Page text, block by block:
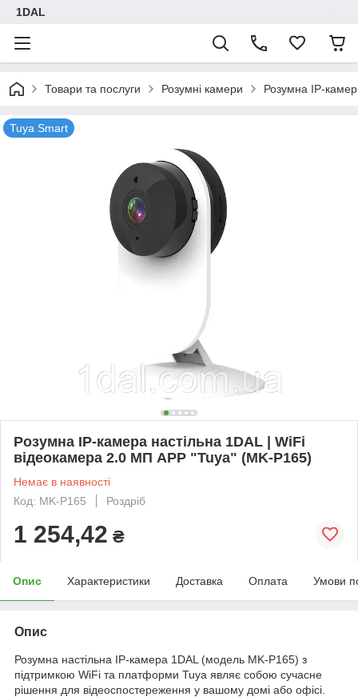
1DAL
Товари та послуги Розумні камери Розумна IP-
Tuya Smart
Розумна IP-камера настільна 1DAL | WiFi
відеокамера 2.0 МП APP "Tuya" (MK-P165)
Немає в наявності
Код: MK-P165
Роздріб
1 254,42 ₴
Опис Характеристики Доставка Оплата Умови
Опис
Розумна настільна IP-камера 1DAL (модель MK-P165) з
підтримкою WiFi та платформи Tuya являє собою сучасне
рішення для відеоспостереження у вашому домі або офісі.